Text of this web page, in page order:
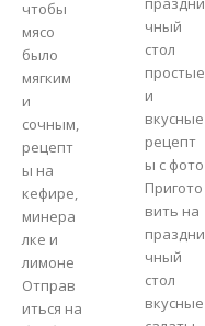
чтобы
мясо
было
мягким
и
сочным,
рецепт
ы на
кефире,
минера
лке и
лимоне
Отправ
иться на
чный
стол
простые
и
вкусные
рецепт
ы с фото
Пригото
вить на
праздни
чный
стол
вкусные